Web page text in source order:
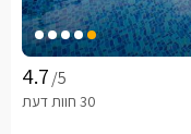
/5